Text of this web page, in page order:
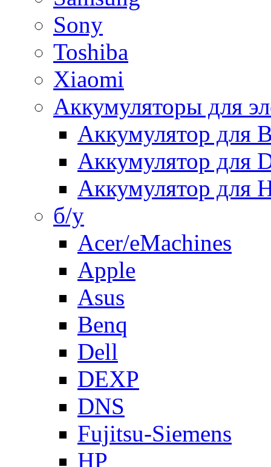
Sony
Toshiba
Xiaomi
Аккумуляторы для
Аккумулятор для
Аккумулятор для
Аккумулятор для
б/у
Acer/eMachines
Apple
Asus
Benq
Dell
DEXP
DNS
Fujitsu-Siemens
HP